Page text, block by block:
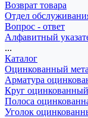
Возврат товара
Отдел
Вопрос - ответ
Алфавитный
...
Каталог
Оцинкованный
Арматура
Круг оцинкованный
Полоса
Уголок